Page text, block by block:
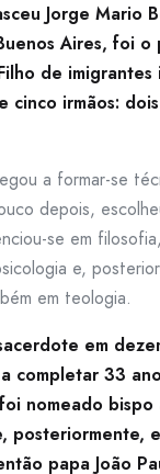
Jorge Mario
Aires, foi o
de
cinco irmãos:
a formar-se
depois,
se em
e,
em teologia.
em
completar 33
nomeado bispo
posteriormente,
papa João